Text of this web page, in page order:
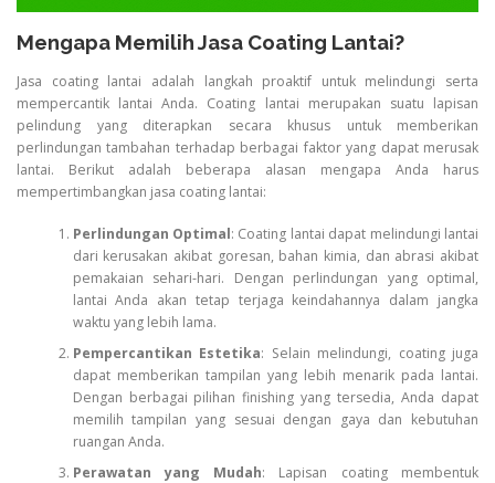
Mengapa Memilih Jasa Coating Lantai?
Jasa coating lantai adalah langkah proaktif untuk melindungi serta
mempercantik lantai Anda. Coating lantai merupakan suatu lapisan
pelindung yang diterapkan secara khusus untuk memberikan
perlindungan tambahan terhadap berbagai faktor yang dapat merusak
lantai. Berikut adalah beberapa alasan mengapa Anda harus
mempertimbangkan jasa coating lantai:
Perlindungan Optimal: Coating lantai dapat melindungi lantai
dari kerusakan akibat goresan, bahan kimia, dan abrasi akibat
pemakaian sehari-hari. Dengan perlindungan yang optimal,
lantai Anda akan tetap terjaga keindahannya dalam jangka
waktu yang lebih lama.
Pempercantikan Estetika: Selain melindungi, coating juga
dapat memberikan tampilan yang lebih menarik pada lantai.
Dengan berbagai pilihan finishing yang tersedia, Anda dapat
memilih tampilan yang sesuai dengan gaya dan kebutuhan
ruangan Anda.
Perawatan yang Mudah: Lapisan coating membentuk